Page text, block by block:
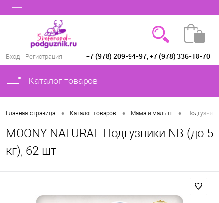
Вход Регистрация +7 (978) 209-94-97, +7 (978) 336-18-70
Каталог товаров
Главная страница • Каталог товаров • Мама и малыш •
MOONY NATURAL Подгузники NB (до 5
кг), 62 шт